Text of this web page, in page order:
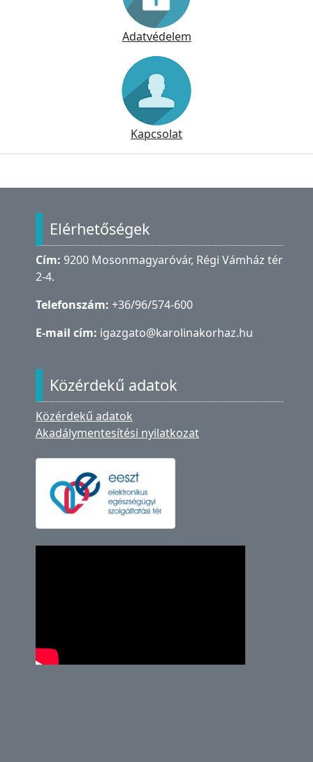
Adatvédelem
Kapcsolat
Elérhetőségek
Cím: 9200 Mosonmagyaróvár, Régi Vámház tér
2-4.
Telefonszám: +36/96/574-600
E-mail cím: igazgato@karolinakorhaz.hu
Közérdekű adatok
Közérdekű adatok
Akadálymentesítési nyilatkozat